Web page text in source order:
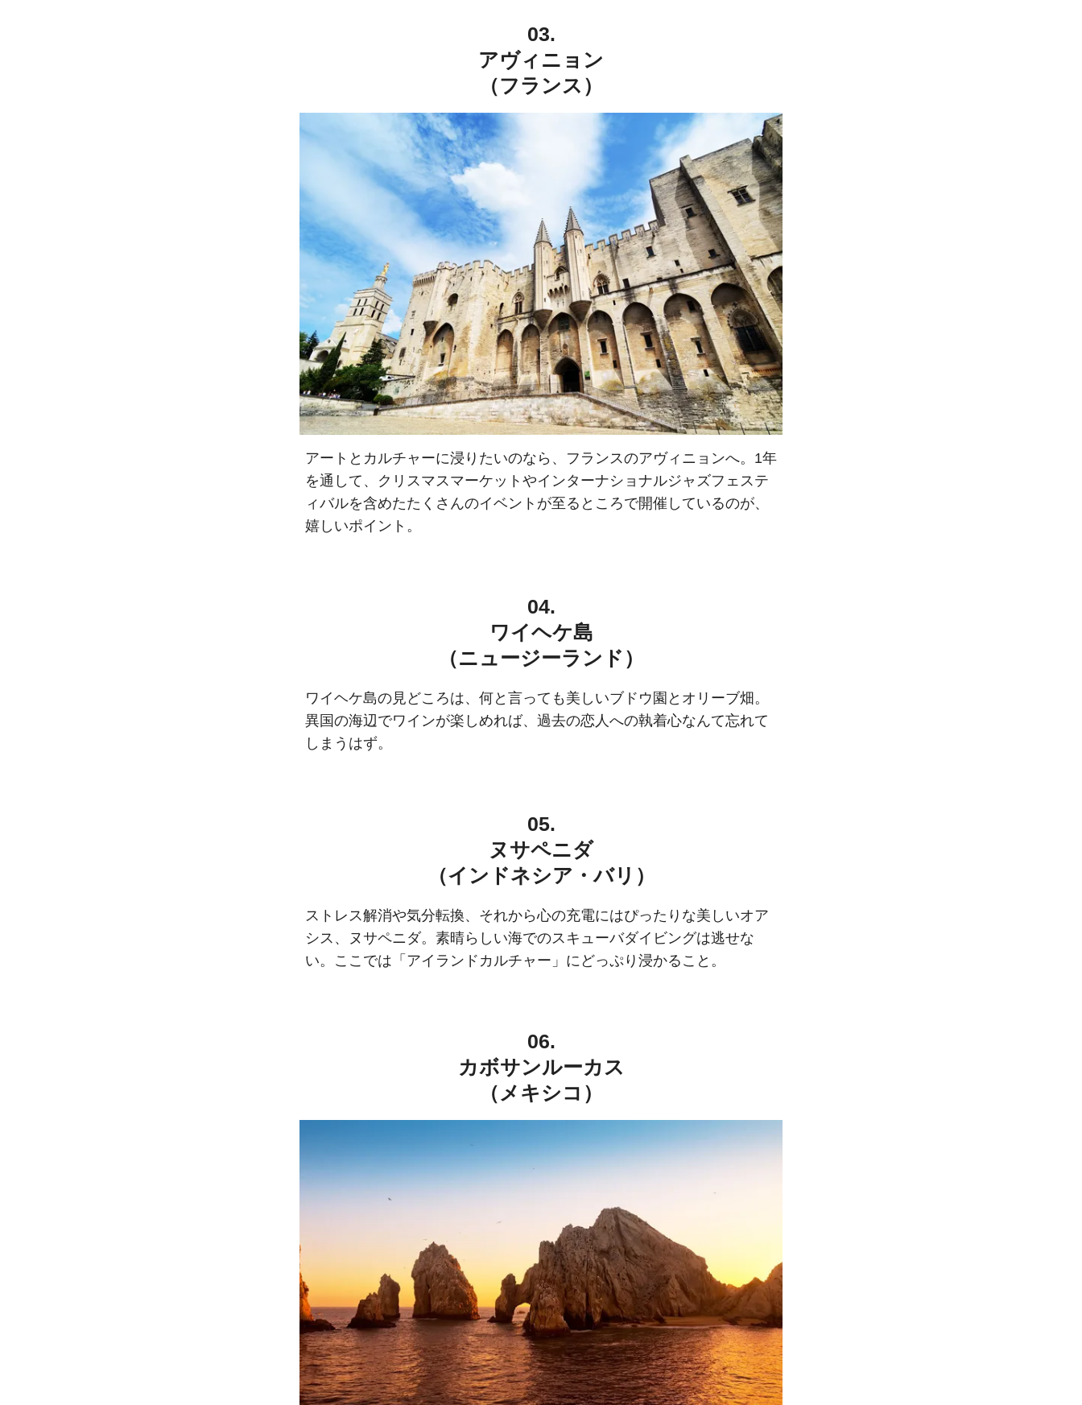
03.
アヴィニョン
（フランス）
アートとカルチャーに浸りたいのなら、フランスのアヴィニョンへ。1年
を通して、クリスマスマーケットやインターナショナルジャズフェステ
ィバルを含めたたくさんのイベントが至るところで開催しているのが、
嬉しいポイント。
04.
ワイヘケ島
（ニュージーランド）
ワイヘケ島の見どころは、何と言っても美しいブドウ園とオリーブ畑。
異国の海辺でワインが楽しめれば、過去の恋人への執着心なんて忘れて
しまうはず。
05.
ヌサペニダ
（インドネシア・バリ）
ストレス解消や気分転換、それから心の充電にはぴったりな美しいオア
シス、ヌサペニダ。素晴らしい海でのスキューバダイビングは逃せな
い。ここでは「アイランドカルチャー」にどっぷり浸かること。
06.
カボサンルーカス
（メキシコ）